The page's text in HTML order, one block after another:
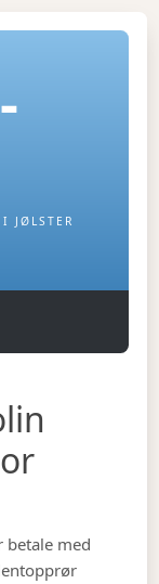
JØLSTER
med